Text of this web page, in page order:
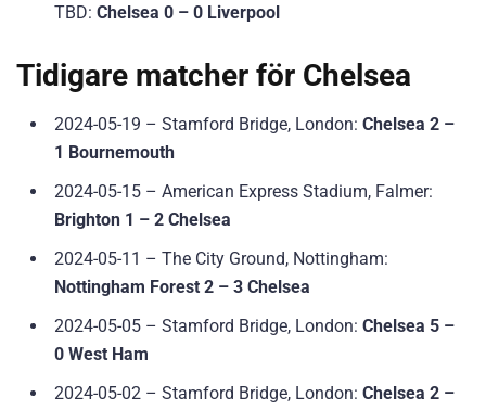
TBD: Chelsea 0 – 0 Liverpool
Tidigare matcher för Chelsea
2024-05-19 – Stamford Bridge, London: Chelsea 2 –
1 Bournemouth
2024-05-15 – American Express Stadium, Falmer:
Brighton 1 – 2 Chelsea
2024-05-11 – The City Ground, Nottingham:
Nottingham Forest 2 – 3 Chelsea
2024-05-05 – Stamford Bridge, London: Chelsea 5 –
0 West Ham
2024-05-02 – Stamford Bridge, London: Chelsea 2 –